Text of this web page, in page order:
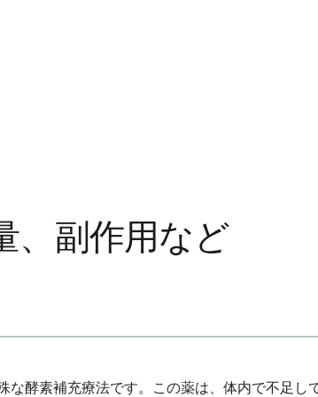
、副作用など
酵素補充療法です。この薬は、体内で不足し